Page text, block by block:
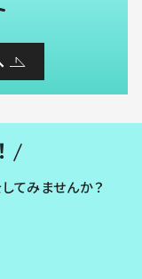
てみませんか？